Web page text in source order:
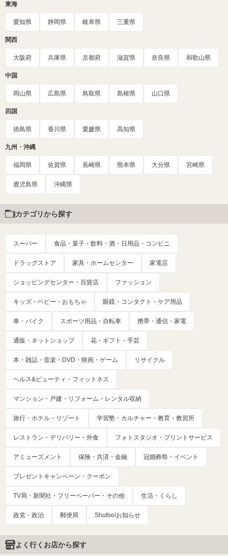
東海
愛知県 静岡県 岐阜県 三重県
関西
大阪府 兵庫県 京都府 滋賀県 奈良県 和歌山県
中国
岡山県 広島県 鳥取県 島根県 山口県
四国
徳島県 香川県 愛媛県 高知県
九州・沖縄
福岡県 佐賀県 長崎県 熊本県 大分県 宮崎県
鹿児島県 沖縄県
カテゴリから探す
スーパー 食品・菓子・飲料・酒・日用品・コンビニ
ドラッグストア 家具・ホームセンター 家電店
ショッピングセンター・百貨店 ファッション
キッズ・ベビー・おもちゃ 眼鏡・コンタクト・ケア用品
車・バイク スポーツ用品・自転車 携帯・通信・家電
通販・ネットショップ 花・ギフト・手芸
本・雑誌・音楽・DVD・映画・ゲーム リサイクル
ヘルス&ビューティ・フィットネス
マンション・戸建・リフォーム・レンタル収納
旅行・ホテル・リゾート 学習塾・カルチャー・教育・教習所
レストラン・デリバリー・外食 フォトスタジオ・プリントサービス
アミューズメント 保険・共済・金融 冠婚葬祭・イベント
プレゼントキャンペーン・クーポン
TV局・新聞社・フリーペーパー・その他 生活・くらし
政党・政治 郵便局 Shufoo!お知らせ
よく行くお店から探す